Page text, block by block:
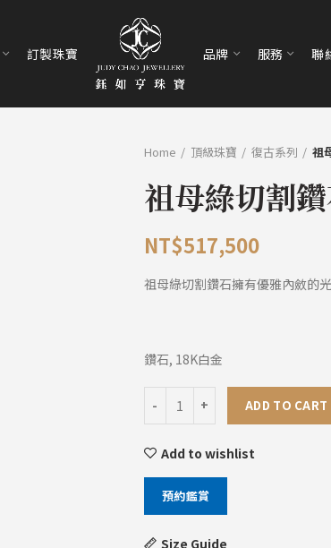
訂製珠寶 品牌 服務 聯
Home 頂級珠寶 復古系列 祖
祖母綠切割
NT$517,500
祖母綠切割鑽石擁有優雅內斂的
鑽石, 18K白金
ADD TO CART
Add to wishlist
預約鑑賞
Size Guide